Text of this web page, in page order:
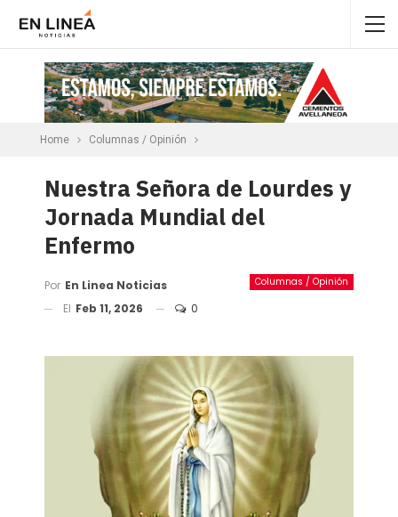
Home Columnas / Opinión
Nuestra Señora de Lourdes y
Jornada Mundial del
Enfermo
Columnas / Opinión
Por En Linea Noticias
El Feb 11, 2026 0